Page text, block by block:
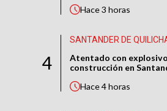
Hace3 horas
4
SANTANDER DE
Atentado con
construcción en
Hace4 horas